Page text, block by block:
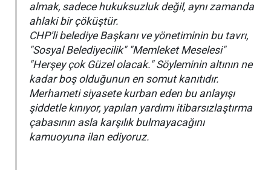
almak, sadece hukuksuzluk değil, aynı zamanda
ahlaki bir çöküştür.
CHP'li belediye Başkanı ve yönetiminin bu tavrı,
"Sosyal Belediyecilik" "Memleket Meselesi"
"Herşey çok Güzel olacak." Söyleminin altının ne
kadar boş olduğunun en somut kanıtıdır.
Merhameti siyasete kurban eden bu anlayışı
şiddetle kınıyor, yapılan yardımı itibarsızlaştırma
çabasının asla karşılık bulmayacağını
kamuoyuna ilan ediyoruz.